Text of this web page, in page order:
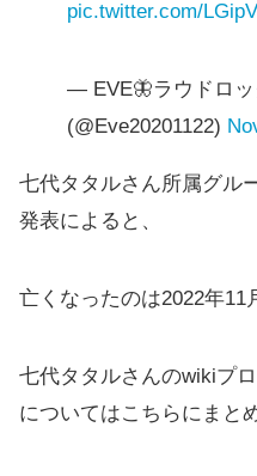
pic.twitter.com/
— EVE🦋ラウドロ
(@Eve20201122)
七代タタルさん所属グル
発表によると、
亡くなったのは2022年11
七代タタルさんのwikiプ
についてはこちらにまと